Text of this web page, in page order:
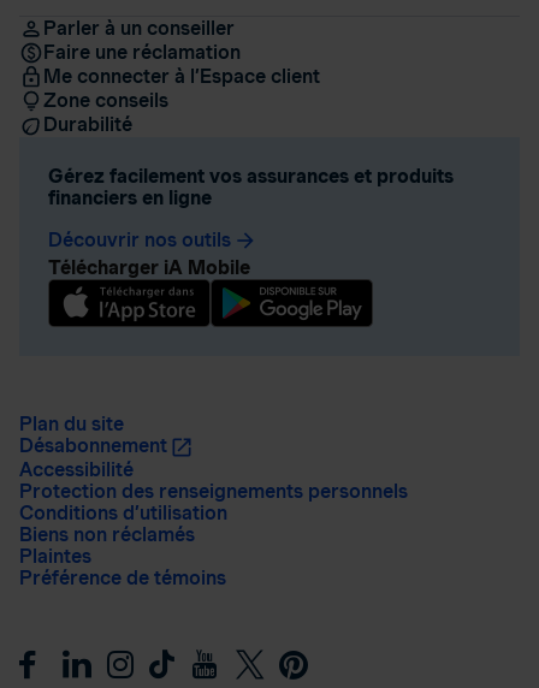
Parler à un conseiller
Faire une réclamation
Me connecter à l’Espace client
Zone conseils
Durabilité
Gérez facilement vos assurances et produits
financiers en ligne
Découvrir nos outils arrow_forward
Télécharger iA Mobile
Plan du site
Désabonnement
Accessibilité
Protection des renseignements personnels
Conditions d’utilisation
Biens non réclamés
Plaintes
Préférence de témoins